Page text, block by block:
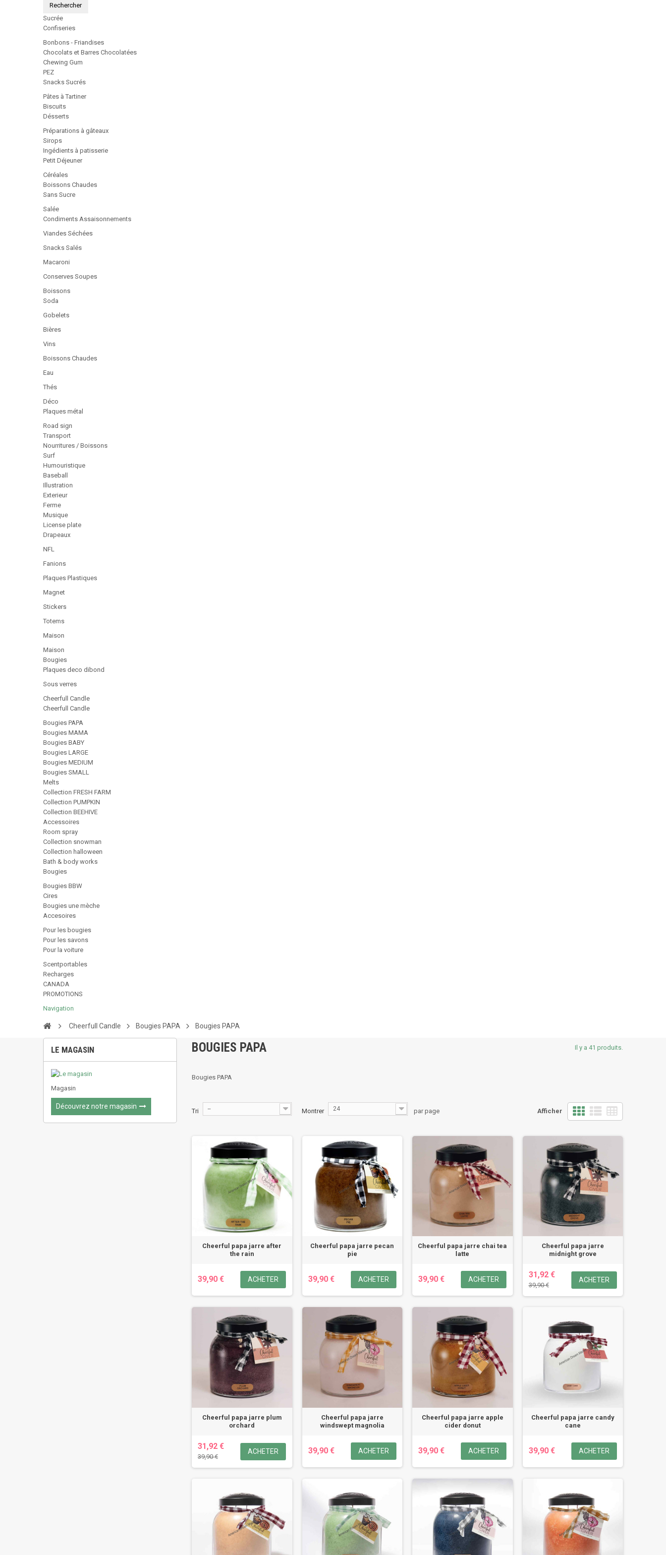
Rechercher
Sucrée
Confiseries
Bonbons - Friandises
Chocolats et Barres Chocolatées
Chewing Gum
PEZ
Snacks Sucrés
Pâtes à Tartiner
Biscuits
Désserts
Préparations à gâteaux
Sirops
Ingédients à patisserie
Petit Déjeuner
Céréales
Boissons Chaudes
Sans Sucre
Salée
Condiments Assaisonnements
Viandes Séchées
Snacks Salés
Macaroni
Conserves Soupes
Boissons
Soda
Gobelets
Bières
Vins
Boissons Chaudes
Eau
Thés
Déco
Plaques métal
Road sign
Transport
Nourritures / Boissons
Surf
Humouristique
Baseball
Illustration
Exterieur
Ferme
Musique
License plate
Drapeaux
NFL
Fanions
Plaques Plastiques
Magnet
Stickers
Totems
Maison
Maison
Bougies
Plaques deco dibond
Sous verres
Cheerfull Candle
Cheerfull Candle
Bougies PAPA
Bougies MAMA
Bougies BABY
Bougies LARGE
Bougies MEDIUM
Bougies SMALL
Melts
Collection FRESH FARM
Collection PUMPKIN
Collection BEEHIVE
Accessoires
Room spray
Collection snowman
Collection halloween
Bath & body works
Bougies
Bougies BBW
Cires
Bougies une mèche
Accesoires
Pour les bougies
Pour les savons
Pour la voiture
Scentportables
Recharges
CANADA
PROMOTIONS
Navigation
Cheerfull Candle Bougies PAPA Bougies PAPA
LE MAGASIN
Magasin
Découvrez notre magasin
BOUGIES PAPA Il y a 41 produits.
Bougies PAPA
Afficher
Tri -- Montrer 24 par page
Cheerful papa jarre after
the rain
39,90 € ACHETER
Cheerful papa jarre pecan
pie
39,90 € ACHETER
Cheerful papa jarre chai tea
latte
39,90 € ACHETER
Cheerful papa jarre
midnight grove
31,92 €
39,90 €
ACHETER
Cheerful papa jarre plum
orchard
31,92 €
39,90 €
ACHETER
Cheerful papa jarre
windswept magnolia
39,90 € ACHETER
Cheerful papa jarre apple
cider donut
39,90 € ACHETER
Cheerful papa jarre candy
cane
39,90 € ACHETER